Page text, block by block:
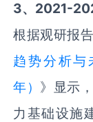
3、2021-
根据观研报
趋势分析
年） 》显示
力基础设施